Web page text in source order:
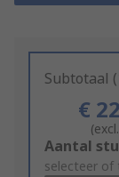
Subtotaal
€
Add
to
Aantal
selecteer of